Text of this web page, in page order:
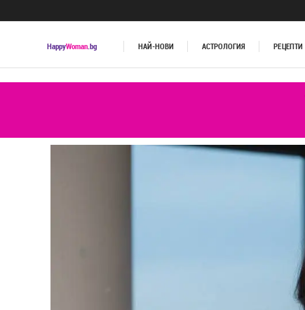
HappyWoman.bg НАЙ-НОВИ АСТРОЛОГИЯ РЕЦЕПТИ